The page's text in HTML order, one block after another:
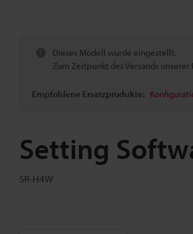
Dieses Modell wurde eingestellt.
Zum Zeitpunkt des Versands
Empfohlene Ersatzprodukte:
Setting
SR-H4W